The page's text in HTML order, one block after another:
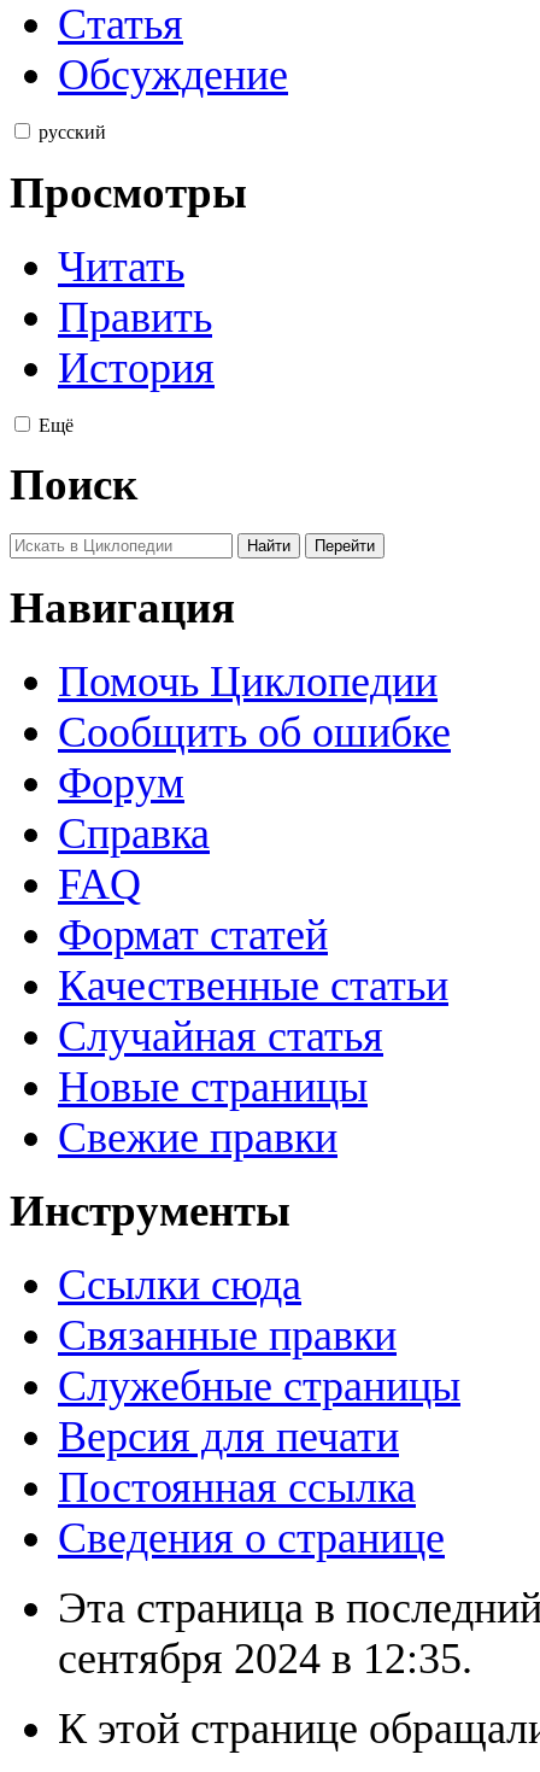
Статья
Обсуждение
русский
Просмотры
Читать
Править
История
Ещё
Поиск
Навигация
Помочь Циклопедии
Сообщить об ошибке
Форум
Справка
FAQ
Формат статей
Качественные статьи
Случайная статья
Новые страницы
Свежие правки
Инструменты
Ссылки сюда
Связанные правки
Служебные страницы
Версия для печати
Постоянная ссылка
Сведения о странице
Эта страница в
сентября 2024 в 12:35.
К этой странице